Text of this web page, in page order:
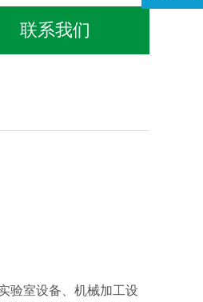
联系我们
验室设备、机械加工设